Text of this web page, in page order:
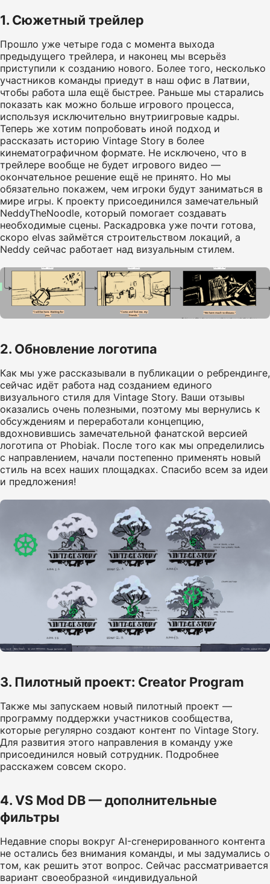
1. Сюжетный трейлер
Прошло уже четыре года с момента выхода
предыдущего трейлера, и наконец мы всерьёз
приступили к созданию нового. Более того, несколько
участников команды приедут в наш офис в Латвии,
чтобы работа шла ещё быстрее. Раньше мы старались
показать как можно больше игрового процесса,
используя исключительно внутриигровые кадры.
Теперь же хотим попробовать иной подход и
рассказать историю Vintage Story в более
кинематографичном формате. Не исключено, что в
трейлере вообще не будет игрового видео —
окончательное решение ещё не принято. Но мы
обязательно покажем, чем игроки будут заниматься в
мире игры. К проекту присоединился замечательный
NeddyTheNoodle, который помогает создавать
необходимые сцены. Раскадровка уже почти готова,
скоро elvas займётся строительством локаций, а
Neddy сейчас работает над визуальным стилем.
2. Обновление логотипа
Как мы уже рассказывали в публикации о ребрендинге,
сейчас идёт работа над созданием единого
визуального стиля для Vintage Story. Ваши отзывы
оказались очень полезными, поэтому мы вернулись к
обсуждениям и переработали концепцию,
вдохновившись замечательной фанатской версией
логотипа от Phobiak. После того как мы определились
с направлением, начали постепенно применять новый
стиль на всех наших площадках. Спасибо всем за идеи
и предложения!
3. Пилотный проект: Creator Program
Также мы запускаем новый пилотный проект —
программу поддержки участников сообщества,
которые регулярно создают контент по Vintage Story.
Для развития этого направления в команду уже
присоединился новый сотрудник. Подробнее
расскажем совсем скоро.
4. VS Mod DB — дополнительные
фильтры
Недавние споры вокруг AI-сгенерированного контента
не остались без внимания команды, и мы задумались о
том, как решить этот вопрос. Сейчас рассматривается
вариант своеобразной «индивидуальной